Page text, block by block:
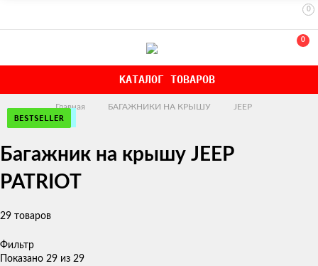
0
0
КАТАЛОГ ТОВАРОВ
Главная БАГАЖНИКИ НА КРЫШУ JEEP
Багажник на крышу JEEP
PATRIOT
29 товаров
Фильтр
Показано 29 из 29
ЭКОНОМ
РЕКОМЕНДУЕМ
ЭКОНОМ
РЕКОМЕНДУЕМ
ЭКОНОМ
BESTSELLER
РЕКОМЕНДУЕМ
РЕКОМЕНДУЕМ
РЕКОМЕНДУЕМ
РЕКОМЕНДУЕМ
РЕКОМЕНДУЕМ
NEW!
NEW!
BESTSELLER
BESTSELLER